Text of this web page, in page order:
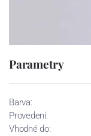
Parametry
Barva:
Provedení:
Vhodné do: